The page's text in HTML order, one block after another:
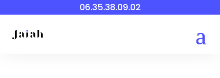
06.35.38.09.02